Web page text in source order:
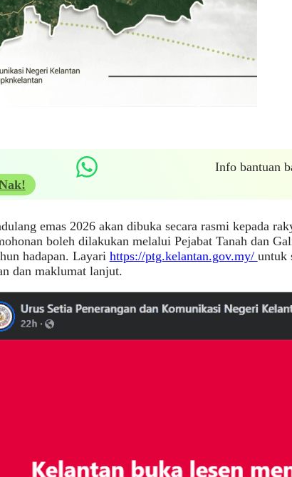
Info bantuan
emas 2026 akan dibuka secara rasmi kepada
boleh dilakukan melalui Pejabat Tanah dan
hadapan. Layari https://ptg.kelantan.gov.my/ untuk
dan maklumat lanjut.